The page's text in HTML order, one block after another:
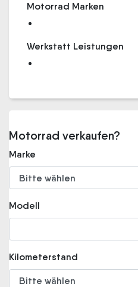
Motorrad Marken
Werkstatt Leistungen
Motorrad verkaufen?
Marke
Modell
Kilometerstand